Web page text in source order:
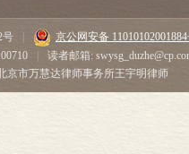
号
京公网安备
读者邮箱:
京市万慧达律师事务所王宇明律师